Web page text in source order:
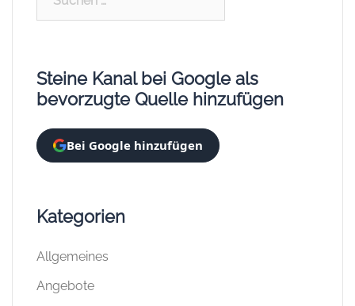
Steine Kanal bei Google als
bevorzugte Quelle hinzufügen
Bei Google hinzufügen
Kategorien
Allgemeines
Angebote